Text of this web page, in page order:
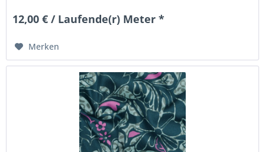
12,00 € / Laufende(r) Meter *
Merken